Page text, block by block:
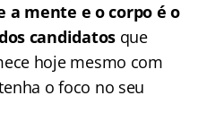
mente e o corpo é o
candidatos que
hoje mesmo com
o foco no seu